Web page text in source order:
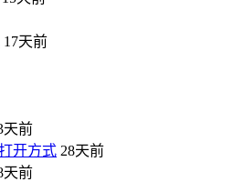
17天前
天前
开方式 28天前
天前